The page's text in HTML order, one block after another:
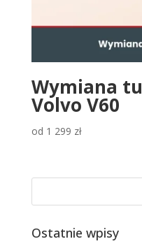
Wymiana
Volvo V60
od 1 299 zł
Ostatnie wpisy